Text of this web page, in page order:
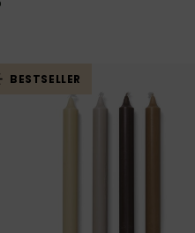
BESTSELLER